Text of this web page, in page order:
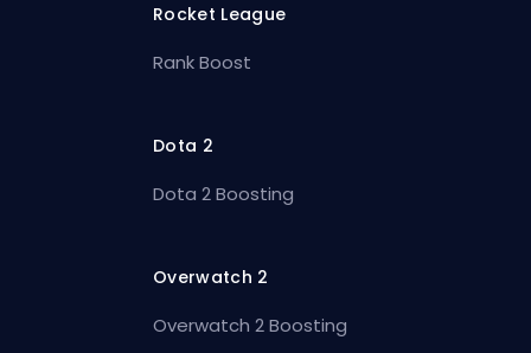
Rocket League
Rank Boost
Dota 2
Dota 2 Boosting
Overwatch 2
Overwatch 2 Boosting